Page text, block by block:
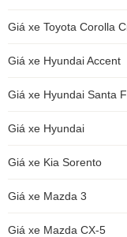
Giá xe Toyota Corolla
Giá xe Hyundai Accent
Giá xe Hyundai Santa
Giá xe Hyundai
Giá xe Kia Sorento
Giá xe Mazda 3
Giá xe Mazda CX-5